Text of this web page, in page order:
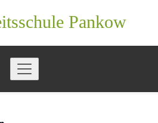
Pankow